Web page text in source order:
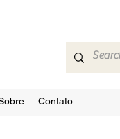
Contato